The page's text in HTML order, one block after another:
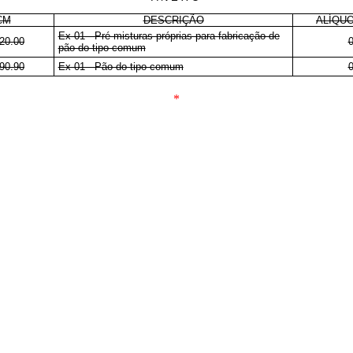
DESCRIÇÃO
Ex 01 - Pré-misturas próprias para fabricação de
pão do tipo comum
0
Ex 01 - Pão do tipo comum 0
*